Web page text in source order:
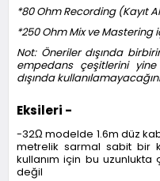
*80 Ohm Recording (Kayıt
*250 Ohm Mix ve Mastering
Not: Öneriler dışında
empedans çeşitlerini
dışında
Eksileri -
-32Ω modelde 1.6m düz
metrelik sarmal sabit bir
kullanım için bu uzunlukta
değil